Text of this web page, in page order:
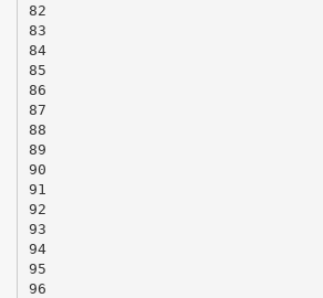
82
83
84
85
86
87
88
89
90
91
92
93
94
95
96